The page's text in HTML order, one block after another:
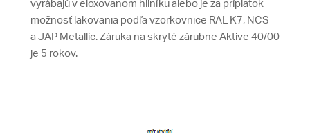
vyrábajú v eloxovanom hliníku alebo je za príplatok
možnosť lakovania podľa vzorkovnice RAL K7, NCS
a JAP Metallic. Záruka na skryté zárubne Aktive 40/00
je 5 rokov.